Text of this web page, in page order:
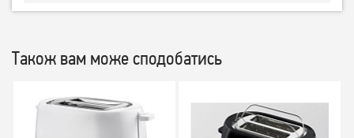
Також вам може сподобатись